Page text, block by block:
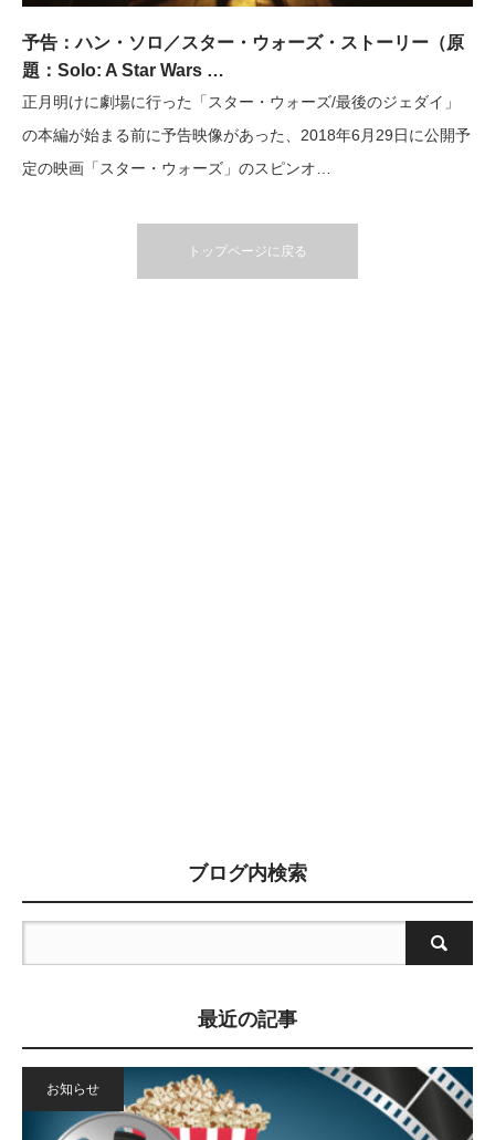
予告：ハン・ソロ／スター・ウォーズ・ストーリー（原
題：Solo: A Star Wars …
正月明けに劇場に行った「スター・ウォーズ/最後のジェダイ」
の本編が始まる前に予告映像があった、2018年6月29日に公開予
定の映画「スター・ウォーズ」のスピンオ…
トップページに戻る
ブログ内検索
最近の記事
お知らせ